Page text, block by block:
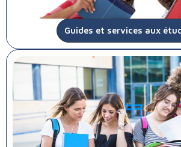
Guides et services aux